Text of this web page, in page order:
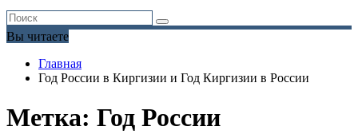
Вы читаете
Главная
Год России в Киргизии и Год Киргизии в России
Метка: Год России